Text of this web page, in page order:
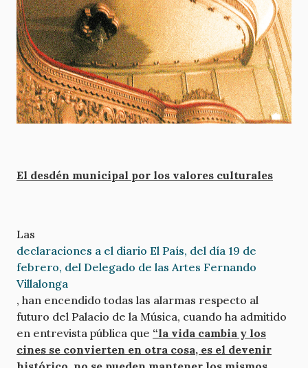
El desdén municipal por los valores culturales
Las
declaraciones a el diario El País, del día 19 de
febrero, del Delegado de las Artes Fernando
Villalonga
, han encendido todas las alarmas respecto al
futuro del Palacio de la Música, cuando ha admitido
en entrevista pública que “la vida cambia y los
cines se convierten en otra cosa, es el devenir